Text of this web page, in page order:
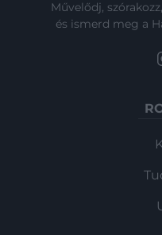
Művelődj,
és ismerd meg a